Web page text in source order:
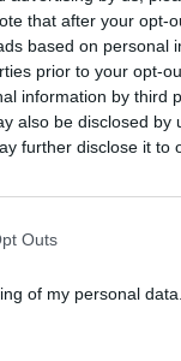
that after your opt-
based on personal
prior to your opt-
information by third
also be disclosed by
further disclose it to
Outs
of my personal data.
крае на